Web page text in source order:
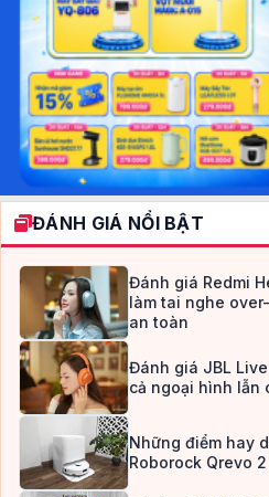
ĐÁNH GIÁ NỔI BẬT
Đánh giá Redmi
làm tai nghe
an toàn
Đánh giá JBL
cả ngoại hình lẫn
Những điểm hay
Roborock Qrevo 2